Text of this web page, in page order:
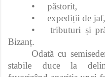
•
păstorit,
•
expediții de jaf,
•
tributuri și
Bizanț.
Odată cu
stabile duce la